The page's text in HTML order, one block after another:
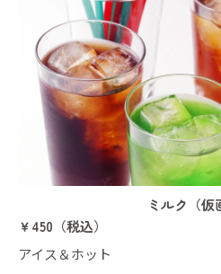
ミルク（仮
￥450（税込）
アイス＆ホット